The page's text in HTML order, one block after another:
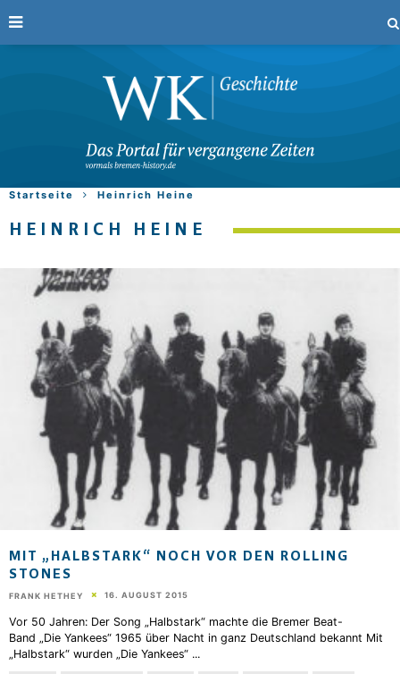
Startseite Heinrich Heine
HEINRICH HEINE
MIT „HALBSTARK“ NOCH VOR DEN ROLLING
STONES
FRANK HETHEY 16. AUGUST 2015
Vor 50 Jahren: Der Song „Halbstark“ machte die Bremer Beat-
Band „Die Yankees“ 1965 über Nacht in ganz Deutschland bekannt Mit
„Halbstark“ wurden „Die Yankees“ ...